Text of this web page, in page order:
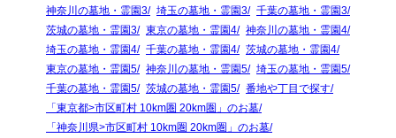
神奈川の墓地・霊園3
埼玉の墓地・霊園3
千葉の墓地・霊園3
茨城の墓地・霊園3
東京の墓地・霊園4
神奈川の墓地・霊園4
埼玉の墓地・霊園4
千葉の墓地・霊園4
茨城の墓地・霊園4
東京の墓地・霊園5
神奈川の墓地・霊園5
埼玉の墓地・霊園5
千葉の墓地・霊園5
茨城の墓地・霊園5
番地や丁目で探す
「東京都>市区町村 10km圏 20km圏」のお墓
「神奈川県>市区町村 10km圏 20km圏」のお墓